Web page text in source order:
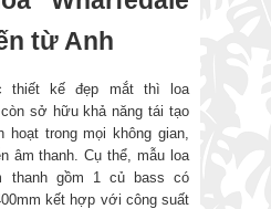
từ Anh
thiết kế đẹp mắt thì loa
sở hữu khả năng tái tạo
hoạt trong mọi không gian,
âm thanh. Cụ thể, mẫu loa
thanh gồm 1 củ bass có
kết hợp với công suất